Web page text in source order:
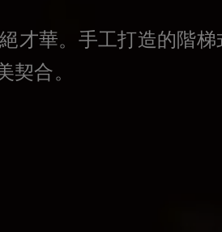
才華。手工打造的階梯
契合。